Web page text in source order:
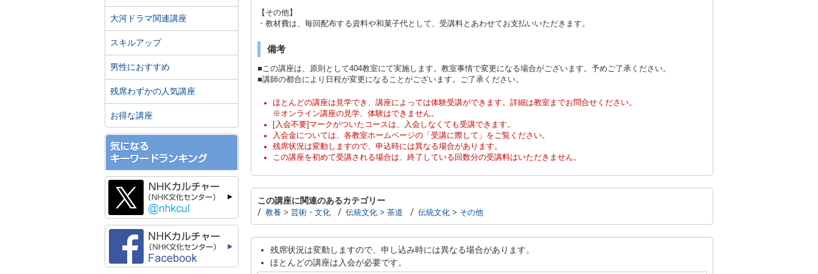
【その他】
・教材費は、毎回配布する資料や和菓子代として、受講料とあわせてお支払いいただきます。
備考
■この講座は、原則として404教室にて実施します。教室事情で変更になる場合がございます。予めご了承ください。
■講師の都合により日程が変更になることがございます。ご了承ください。
ほとんどの講座は見学でき、講座によっては体験受講ができます。詳細は教室までお問合せください。
※オンライン講座の見学、体験はできません。
[入会不要]マークがついたコースは、入会しなくても受講できます。
入会金については、各教室ホームページの「受講に際して」をご覧ください。
残席状況は変動しますので、申込時には異なる場合があります。
この講座を初めて受講される場合は、終了している回数分の受講料はいただきません。
この講座に関連のあるカテゴリー
教養> 芸術・文化 伝統文化> 茶道 伝統文化> その他
残席状況は変動しますので、申し込み時には異なる場合があります。
ほとんどの講座は入会が必要です。
大河ドラマ関連講座
スキルアップ
男性におすすめ
残席わずかの人気講座
お得な講座